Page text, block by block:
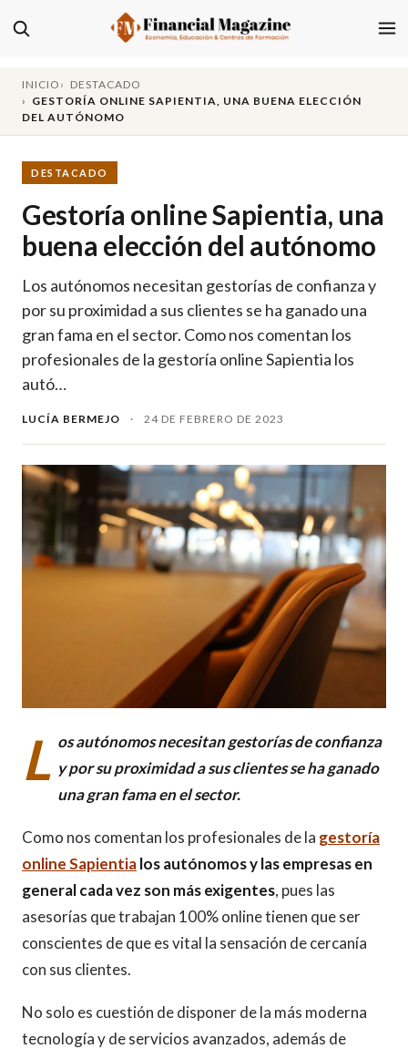
INICIO
DESTACADO
GESTORÍA ONLINE SAPIENTIA, UNA BUENA ELECCIÓN
DEL AUTÓNOMO
DESTACADO
Gestoría online Sapientia, una
buena elección del autónomo
Los autónomos necesitan gestorías de confianza y
por su proximidad a sus clientes se ha ganado una
gran fama en el sector. Como nos comentan los
profesionales de la gestoría online Sapientia los
autó…
LUCÍA BERMEJO · 24 DE FEBRERO DE 2023
L os autónomos necesitan gestorías de confianza
y por su proximidad a sus clientes se ha ganado
una gran fama en el sector.
Como nos comentan los profesionales de la gestoría
online Sapientialos autónomos y las empresas en
general cada vez son más exigentes, pues las
asesorías que trabajan 100% online tienen que ser
conscientes de que es vital la sensación de cercanía
con sus clientes.
No solo es cuestión de disponer de la más moderna
tecnología y de servicios avanzados, además de